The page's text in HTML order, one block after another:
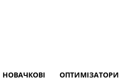
НОВАЧКОВІ ОПТИМІЗАТОРИ